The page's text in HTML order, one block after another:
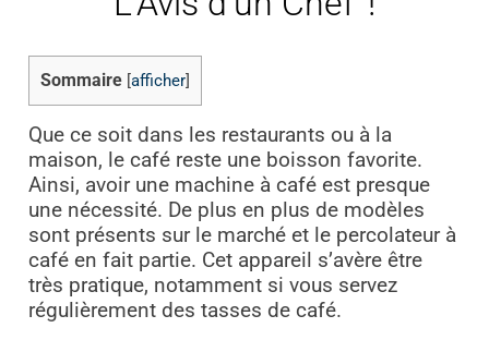
Sommaire afficher]
Que ce soit dans les restaurants ou à la
maison, le café reste une boisson favorite.
Ainsi, avoir une machine à café est presque
une nécessité. De plus en plus de modèles
sont présents sur le marché et le percolateur à
café en fait partie. Cet appareil s’avère être
très pratique, notamment si vous servez
régulièrement des tasses de café.